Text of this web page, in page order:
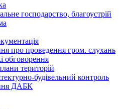
господарство, благоустрій
про проведення гром. слухань
обговорення
територій
будівельний контроль
ДАБК